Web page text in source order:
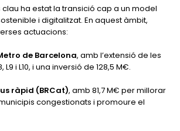
clau ha estat la transició cap a un model
i digitalitzat. En aquest àmbit,
actuacions:
de Barcelona, amb l’extensió de les
L9 i L10, i una inversió de 128,5 M€.
ràpid (BRCat), amb 81,7 M€ per millorar
congestionats i promoure el